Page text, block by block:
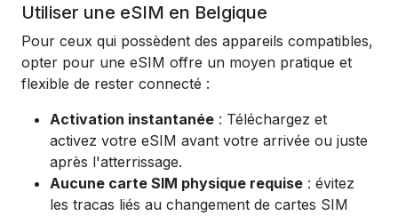
Utiliser une eSIM en Belgique
Pour ceux qui possèdent des appareils compatibles,
opter pour une eSIM offre un moyen pratique et
flexible de rester connecté :
Activation instantanée : Téléchargez et
activez votre eSIM avant votre arrivée ou juste
après l'atterrissage.
Aucune carte SIM physique requise : évitez
les tracas liés au changement de cartes SIM